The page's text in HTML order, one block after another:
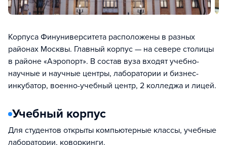
Корпуса Финуниверситета расположены в разных
районах Москвы. Главный корпус — на севере столицы
в районе «Аэропорт». В состав вуза входят учебно-
научные и научные центры, лаборатории и бизнес-
инкубатор, военно-учебный центр, 2 колледжа и лицей.
Учебный корпус
Для студентов открыты компьютерные классы, учебные
лаборатории, коворкинги.